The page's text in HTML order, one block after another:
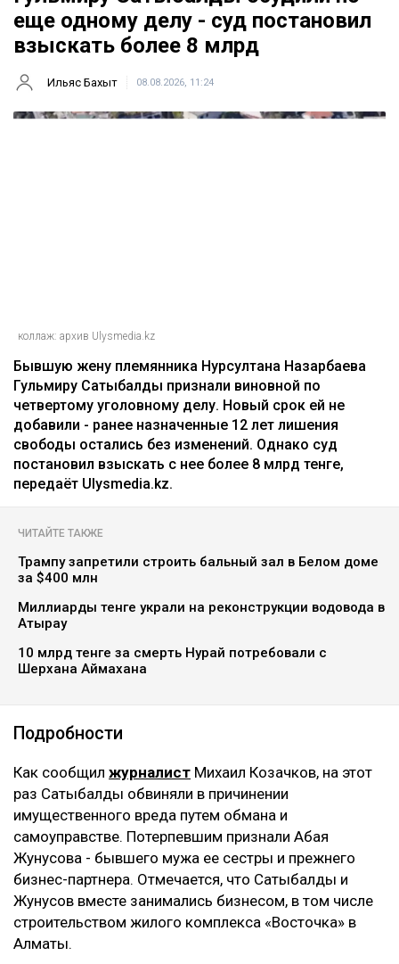
еще одному делу - суд постановил
взыскать более 8 млрд
Ильяс Бахыт 08.08.2026, 11:24
коллаж: архив Ulysmedia.kz
Бывшую жену племянника Нурсултана Назарбаева
Гульмиру Сатыбалды признали виновной по
четвертому уголовному делу. Новый срок ей не
добавили - ранее назначенные 12 лет лишения
свободы остались без изменений. Однако суд
постановил взыскать с нее более 8 млрд тенге,
передаёт Ulysmedia.kz.
ЧИТАЙТЕ ТАКЖЕ
Трампу запретили строить бальный зал в Белом доме
за $400 млн
Миллиарды тенге украли на реконструкции водовода в
Атырау
10 млрд тенге за смерть Нурай потребовали с
Шерхана Аймахана
Подробности
Как сообщил журналист Михаил Козачков, на этот
раз Сатыбалды обвиняли в причинении
имущественного вреда путем обмана и
самоуправстве. Потерпевшим признали Абая
Жунусова - бывшего мужа ее сестры и прежнего
бизнес-партнера. Отмечается, что Сатыбалды и
Жунусов вместе занимались бизнесом, в том числе
строительством жилого комплекса «Восточка» в
Алматы.